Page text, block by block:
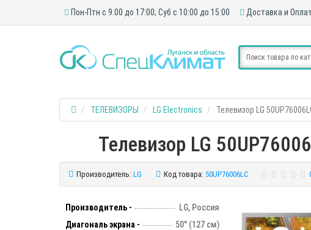
Пон-Птн с 9:00 до 17:00; Суб с 10:00 до 15:00 Доставка и
ТЕЛЕВИЗОРЫ LG Electronics Телевизор LG
Телевизор LG
Производитель: LG Код товара: 50UP76006LC
Производитель -
LG, Россия
Диагональ экрана -
50" (127 см)